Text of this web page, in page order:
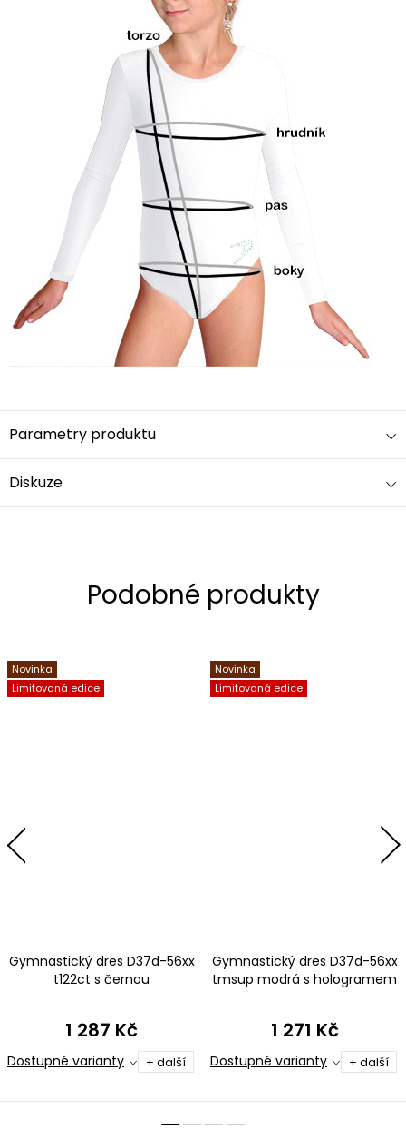
Parametry produktu
Diskuze
Novinka
Limitovaná edice
Gymnastický dres D37d-56xx
t122ct s černou
1 287 Kč
Dostupné varianty + další
Novinka
Limitovaná edice
Gymnastický dres D37d-56xx
tmsup modrá s hologramem
1 271 Kč
Dostupné varianty + další